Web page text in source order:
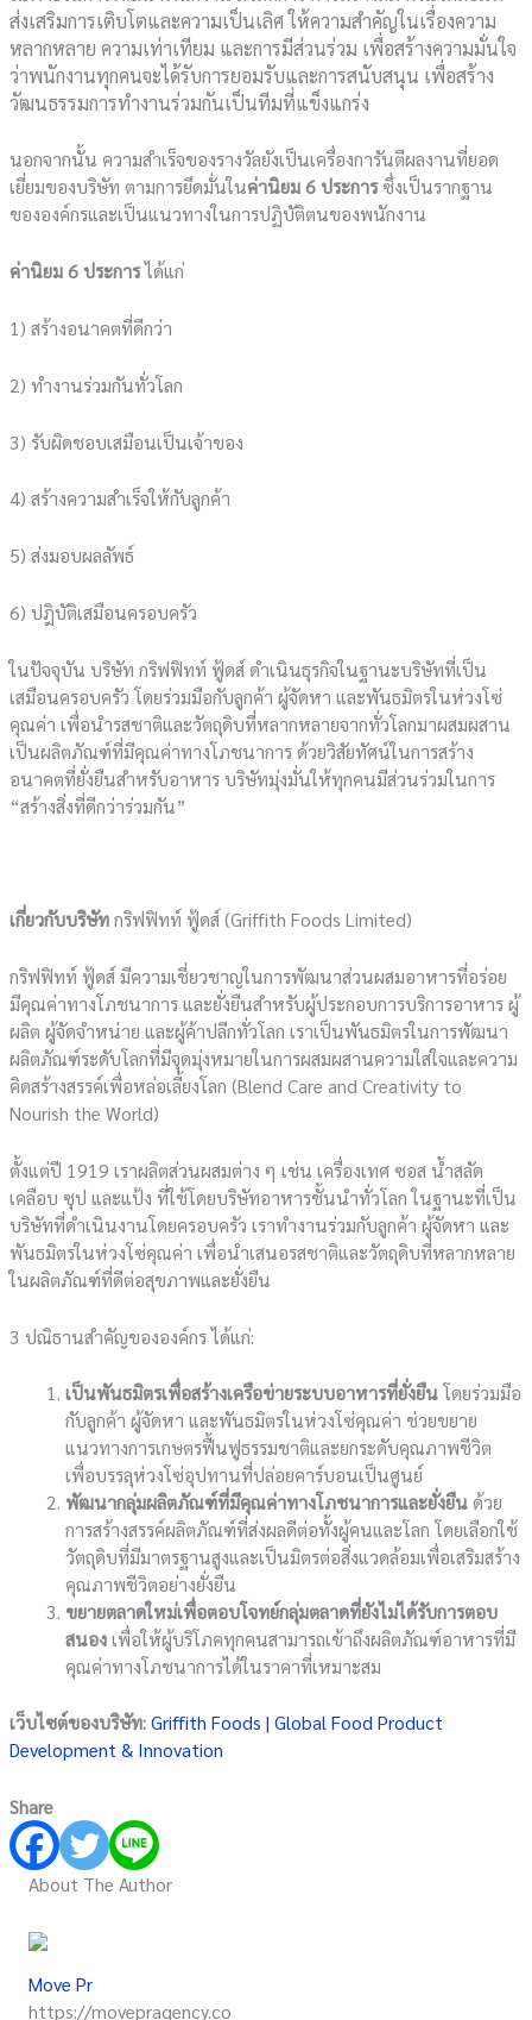
ส่งเสริมการเติบโตและความเป็นเลิศ ให้ความสำคัญในเรื่องความ
หลากหลาย ความเท่าเทียม และการมีส่วนร่วม เพื่อสร้างความมั่นใจ
ว่าพนักงานทุกคนจะได้รับการยอมรับและการสนับสนุน เพื่อสร้าง
วัฒนธรรมการทำงานร่วมกันเป็นทีมที่แข็งแกร่ง
นอกจากนั้น ความสำเร็จของรางวัลยังเป็นเครื่องการันตีผลงานที่ยอด
เยี่ยมของบริษัท ตามการยึดมั่นในค่านิยม6 ประการซึ่งเป็นรากฐาน
ขององค์กรและเป็นแนวทางในการปฏิบัติตนของพนักงาน
ค่านิยม 6 ประการได้แก่
1) สร้างอนาคตที่ดีกว่า
2) ทำงานร่วมกันทั่วโลก
3) รับผิดชอบเสมือนเป็นเจ้าของ
4) สร้างความสําเร็จให้กับลูกค้า
5) ส่งมอบผลลัพธ์
6) ปฎิบัติเสมือนครอบครัว
ในปัจจุบัน บริษัท กริฟฟิทท์ ฟู้ดส์ ดำเนินธุรกิจในฐานะบริษัทที่เป็น
เสมือนครอบครัว โดยร่วมมือกับลูกค้า ผู้จัดหา และพันธมิตรในห่วงโซ่
คุณค่า เพื่อนำรสชาติและวัตถุดิบที่หลากหลายจากทั่วโลกมาผสมผสาน
เป็นผลิตภัณฑ์ที่มีคุณค่าทางโภชนาการ ด้วยวิสัยทัศน์ในการสร้าง
อนาคตที่ยั่งยืนสำหรับอาหาร บริษัทมุ่งมั่นให้ทุกคนมีส่วนร่วมในการ
“สร้างสิ่งที่ดีกว่าร่วมกัน”
เกี่ยวกับบริษัทกริฟฟิทท์ ฟู้ดส์ (Griffith Foods Limited)
กริฟฟิทท์ ฟู้ดส์ มีความเชี่ยวชาญในการพัฒนาส่วนผสมอาหารที่อร่อย
มีคุณค่าทางโภชนาการ และยั่งยืนสำหรับผู้ประกอบการบริการอาหาร ผู้
ผลิต ผู้จัดจำหน่าย และผู้ค้าปลีกทั่วโลก เราเป็นพันธมิตรในการพัฒนา
ผลิตภัณฑ์ระดับโลกที่มีจุดมุ่งหมายในการผสมผสานความใส่ใจและความ
คิดสร้างสรรค์เพื่อหล่อเลี้ยงโลก (Blend Care and Creativity to
Nourish the World)
ตั้งแต่ปี 1919 เราผลิตส่วนผสมต่าง ๆ เช่น เครื่องเทศ ซอส น้ำสลัด
เคลือบ ซุป และแป้ง ที่ใช้โดยบริษัทอาหารชั้นนำทั่วโลก ในฐานะที่เป็น
บริษัทที่ดำเนินงานโดยครอบครัว เราทำงานร่วมกับลูกค้า ผู้จัดหา และ
พันธมิตรในห่วงโซ่คุณค่า เพื่อนำเสนอรสชาติและวัตถุดิบที่หลากหลาย
ในผลิตภัณฑ์ที่ดีต่อสุขภาพและยั่งยืน
3 ปณิธานสำคัญขององค์กร ได้แก่:
เป็นพันธมิตรเพื่อสร้างเครือข่ายระบบอาหารที่ยั่งยืนโดยร่วมมือ
กับลูกค้า ผู้จัดหา และพันธมิตรในห่วงโซ่คุณค่า ช่วยขยาย
แนวทางการเกษตรฟื้นฟูธรรมชาติและยกระดับคุณภาพชีวิต
เพื่อบรรลุห่วงโซ่อุปทานที่ปล่อยคาร์บอนเป็นศูนย์
พัฒนากลุ่มผลิตภัณฑ์ที่มีคุณค่าทางโภชนาการและยั่งยืนด้วย
การสร้างสรรค์ผลิตภัณฑ์ที่ส่งผลดีต่อทั้งผู้คนและโลก โดยเลือกใช้
วัตถุดิบที่มีมาตรฐานสูงและเป็นมิตรต่อสิ่งแวดล้อมเพื่อเสริมสร้าง
คุณภาพชีวิตอย่างยั่งยืน
ขยายตลาดใหม่เพื่อตอบโจทย์กลุ่มตลาดที่ยังไม่ได้รับการตอบ
สนองเพื่อให้ผู้บริโภคทุกคนสามารถเข้าถึงผลิตภัณฑ์อาหารที่มี
คุณค่าทางโภชนาการได้ในราคาที่เหมาะสม
เว็บไซต์ของบริษัท: Griffith Foods | Global Food Product
Development & Innovation
Share
About The Author
Move Pr
https://movepragency.co